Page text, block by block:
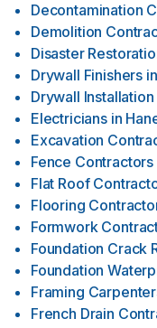
Decontamination
Demolition
Disaster
Drywall Finishers in
Drywall
Electricians in
Excavation
Fence Contractors
Flat Roof
Flooring
Formwork
Foundation Crack
Foundation
Framing
French Drain